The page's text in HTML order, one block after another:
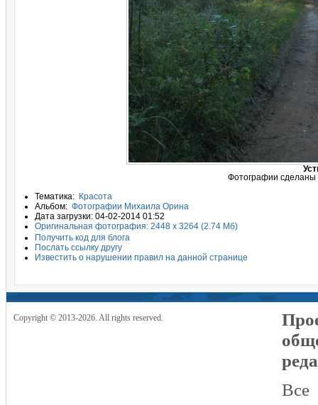
Фотографии сделаны
Тематика: Красота
Альбом: Фотографии Михаила Орина
Дата загрузки: 04-02-2014 01:52
Оригинальная фотография: 2448 x 3264 (2.74 Мб)
Получить код для блога
Послать ссылку другу
Известить о нарушении правил на данной странице
Copyright © 2013-2026. All rights reserved.